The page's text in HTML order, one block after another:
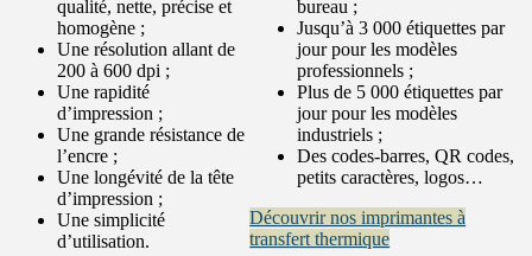
qualité, nette, précise et
homogène ;
Une résolution allant de
200 à 600 dpi ;
Une rapidité
d’impression ;
Une grande résistance de
l’encre ;
Une longévité de la tête
d’impression ;
Une simplicité
d’utilisation.
bureau ;
Jusqu’à 3 000 étiquettes par
jour pour les modèles
professionnels ;
Plus de 5 000 étiquettes par
jour pour les modèles
industriels ;
Des codes-barres, QR codes,
petits caractères, logos…
Découvrir nos imprimantes à
transfert thermique